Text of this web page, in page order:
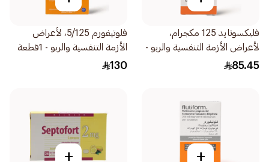
فليكسوتايد 125 مكجرام،
لأعراض الأزمة التنفسية والربو -
1قطعة
85.45
فلوتيفورم 5/125، لأعراض
الأزمة التنفسية والربو - 1قطعة
130
+
+